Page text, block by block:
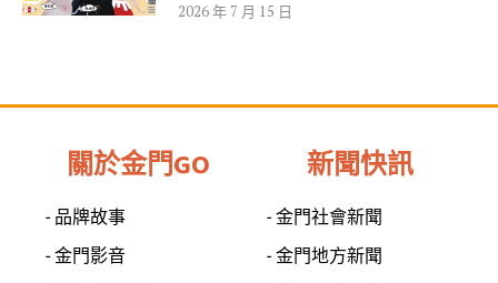
2026 年 7 月 15 日
關於金門GO
- 品牌故事
- 金門影音
新聞快訊
- 金門社會新聞
- 金門地方新聞